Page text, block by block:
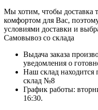
Мы хотим, чтобы доставка
комфортом для Вас,
условиями доставки и
Самовывоз со склада
Выдача заказа
уведомления о
Наш склад находится
склад №8
График работы:
16:30.